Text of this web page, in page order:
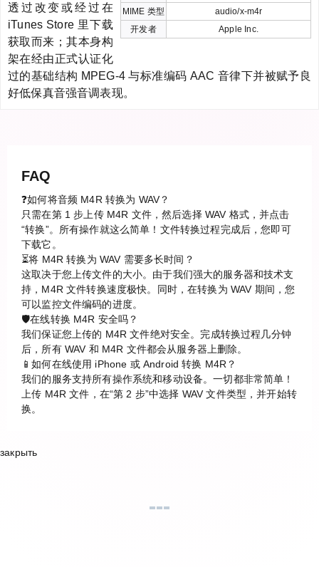
MIME 类型
audio/x-m4r
开发者
Apple Inc.
透过改变或经过在
iTunes Store 里下载
获取而来；其本身构
架在经由正式认证化
过的基础结构 MPEG-4 与标准编码 AAC 音律下并被赋予良
好低保真音强音调表现。
FAQ
❓如何将音频 M4R 转换为 WAV？
只需在第 1 步上传 M4R 文件，然后选择 WAV 格式，并点击
“转换”。所有操作就这么简单！文件转换过程完成后，您即可
下载它。
⏳将 M4R 转换为 WAV 需要多长时间？
这取决于您上传文件的大小。由于我们强大的服务器和技术支
持，M4R 文件转换速度极快。同时，在转换为 WAV 期间，您
可以监控文件编码的进度。
🛡️在线转换 M4R 安全吗？
我们保证您上传的 M4R 文件绝对安全。完成转换过程几分钟
后，所有 WAV 和 M4R 文件都会从服务器上删除。
📱如何在线使用 iPhone 或 Android 转换 M4R？
我们的服务支持所有操作系统和移动设备。一切都非常简单！
上传 M4R 文件，在“第 2 步”中选择 WAV 文件类型，并开始转
换。
закрыть